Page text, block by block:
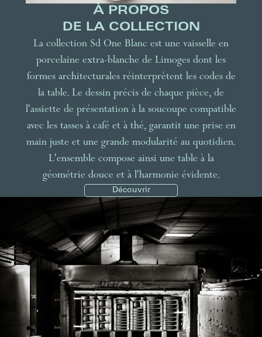
À PROPOS
DE LA COLLECTION
La collection Sd One Blanc est une vaisselle en
porcelaine extra-blanche de Limoges dont les
formes architecturales réinterprètent les codes de
la table. Le dessin précis de chaque pièce, de
l'assiette de présentation à la soucoupe compatible
avec les tasses à café et à thé, garantit une prise en
main juste et une grande modularité au quotidien.
L'ensemble compose ainsi une table à la
géométrie douce et à l'harmonie évidente.
Découvrir